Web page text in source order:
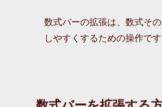
数式バーの拡張は、数式そ
しやすくするための操作です